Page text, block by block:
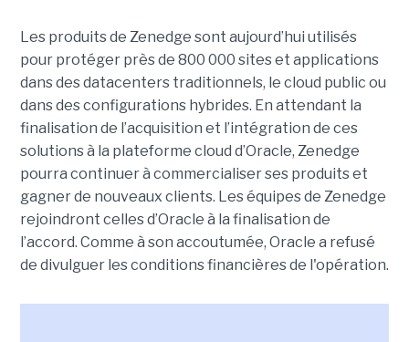
Les produits de Zenedge sont aujourd’hui utilisés
pour protéger près de 800 000 sites et applications
dans des datacenters traditionnels, le cloud public ou
dans des configurations hybrides. En attendant la
finalisation de l’acquisition et l’intégration de ces
solutions à la plateforme cloud d’Oracle, Zenedge
pourra continuer à commercialiser ses produits et
gagner de nouveaux clients. Les équipes de Zenedge
rejoindront celles d’Oracle à la finalisation de
l’accord. Comme à son accoutumée, Oracle a refusé
de divulguer les conditions financières de l'opération.